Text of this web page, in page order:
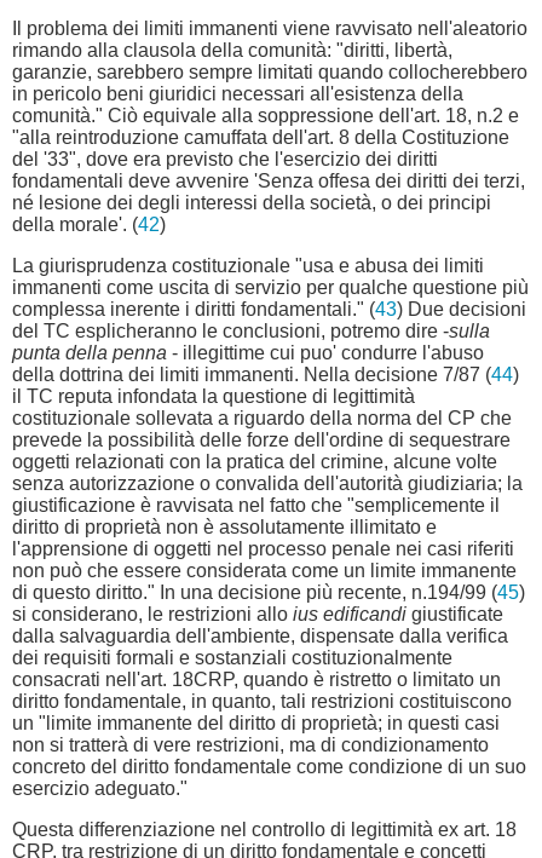
Il problema dei limiti immanenti viene ravvisato nell'aleatorio
rimando alla clausola della comunità: "diritti, libertà,
garanzie, sarebbero sempre limitati quando collocherebbero
in pericolo beni giuridici necessari all'esistenza della
comunità." Ciò equivale alla soppressione dell'art. 18, n.2 e
"alla reintroduzione camuffata dell'art. 8 della Costituzione
del '33", dove era previsto che l'esercizio dei diritti
fondamentali deve avvenire 'Senza offesa dei diritti dei terzi,
né lesione dei degli interessi della società, o dei principi
della morale'. (42)
La giurisprudenza costituzionale "usa e abusa dei limiti
immanenti come uscita di servizio per qualche questione più
complessa inerente i diritti fondamentali." (43) Due decisioni
del TC esplicheranno le conclusioni, potremo dire -sulla
punta della penna - illegittime cui puo' condurre l'abuso
della dottrina dei limiti immanenti. Nella decisione 7/87 (44)
il TC reputa infondata la questione di legittimità
costituzionale sollevata a riguardo della norma del CP che
prevede la possibilità delle forze dell'ordine di sequestrare
oggetti relazionati con la pratica del crimine, alcune volte
senza autorizzazione o convalida dell'autorità giudiziaria; la
giustificazione è ravvisata nel fatto che "semplicemente il
diritto di proprietà non è assolutamente illimitato e
l'apprensione di oggetti nel processo penale nei casi riferiti
non può che essere considerata come un limite immanente
di questo diritto." In una decisione più recente, n.194/99 (45)
si considerano, le restrizioni allo ius edificandi giustificate
dalla salvaguardia dell'ambiente, dispensate dalla verifica
dei requisiti formali e sostanziali costituzionalmente
consacrati nell'art. 18CRP, quando è ristretto o limitato un
diritto fondamentale, in quanto, tali restrizioni costituiscono
un "limite immanente del diritto di proprietà; in questi casi
non si tratterà di vere restrizioni, ma di condizionamento
concreto del diritto fondamentale come condizione di un suo
esercizio adeguato."
Questa differenziazione nel controllo di legittimità ex art. 18
CRP, tra restrizione di un diritto fondamentale e concetti